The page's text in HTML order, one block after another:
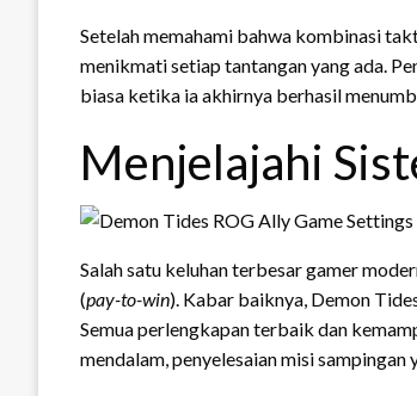
Setelah memahami bahwa kombinasi
menikmati setiap tantangan yang ada.
biasa ketika ia akhirnya berhasil
Menjelajahi
Salah satu keluhan terbesar gamer
(pay-to-win). Kabar baiknya, Demon
Semua perlengkapan terbaik dan
mendalam, penyelesaian misi